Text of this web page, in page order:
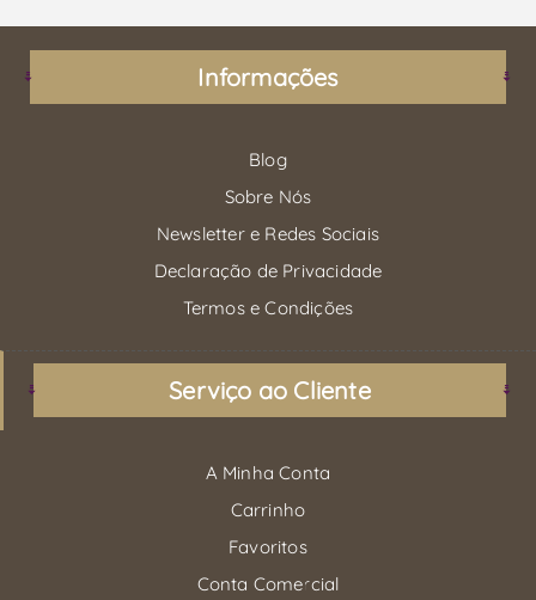
Informações
Blog
Sobre Nós
Newsletter e Redes Sociais
Declaração de Privacidade
Termos e Condições
Serviço ao Cliente
A Minha Conta
Carrinho
Favoritos
Conta Comercial